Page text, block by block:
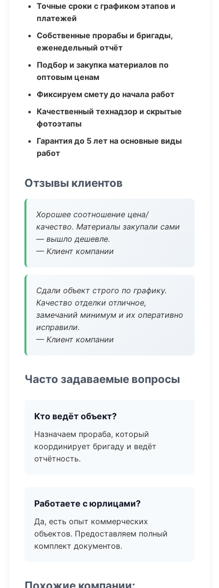
Точные сроки с графиком этапов и
платежей
Собственные прорабы и бригады,
еженедельный отчёт
Подбор и закупка материалов по
оптовым ценам
Фиксируем смету до начала работ
Качественный технадзор и скрытые
фотоэтапы
Гарантия до 5 лет на основные виды
работ
Отзывы клиентов
Хорошее соотношение цена/
качество. Материалы закупали сами
— вышло дешевле.
— Клиент компании
Сдали объект строго по графику.
Качество отделки отличное,
замечаний минимум и их оперативно
исправили.
— Клиент компании
Часто задаваемые вопросы
Кто ведёт объект?
Назначаем прораба, который
координирует бригаду и ведёт
отчётность.
Работаете с юрлицами?
Да, есть опыт коммерческих
объектов. Предоставляем полный
комплект документов.
Похожие компании: